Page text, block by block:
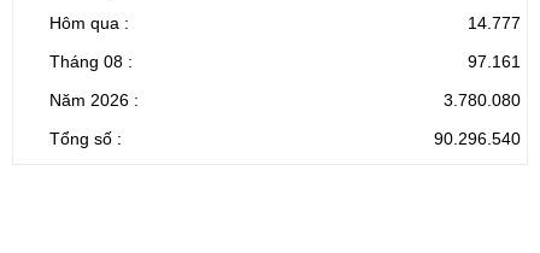
Hôm qua :
14.777
Tháng 08 :
97.161
Năm 2026 :
3.780.080
Tổng số :
90.296.540